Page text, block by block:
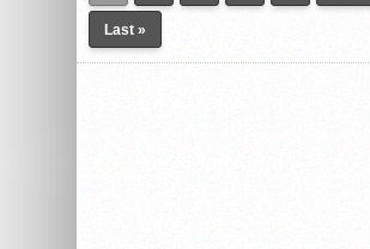
Last »